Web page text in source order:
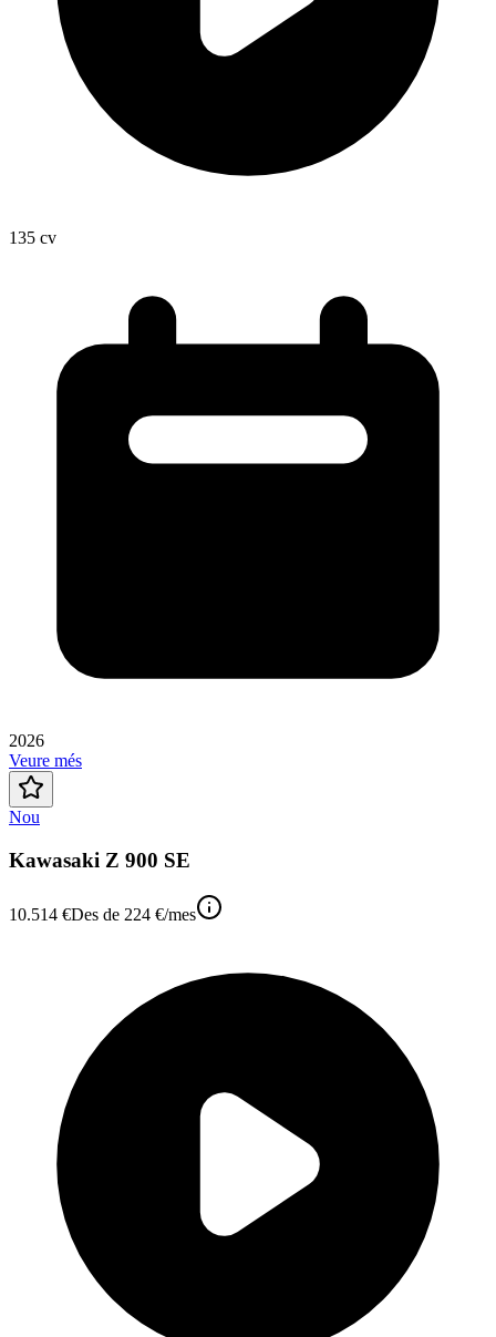
135 cv
2026
Veure més
Nou
Kawasaki Z 900 SE
10.514 €Des de 224 €/mes